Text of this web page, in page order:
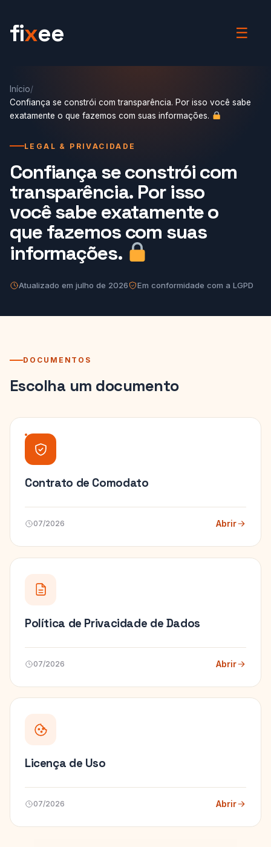
fixee ☰
Início/
Confiança se constrói com transparência. Por isso você sabe
exatamente o que fazemos com suas informações.
LEGAL & PRIVACIDADE
Confiança se constrói com
transparência. Por isso
você sabe exatamente o
que fazemos com suas
informações.
Atualizado em julho de 2026 Em conformidade com a LGPD
DOCUMENTOS
Escolha um documento
Contrato de Comodato
07/2026 Abrir
Política de Privacidade de Dados
07/2026 Abrir
Licença de Uso
07/2026 Abrir